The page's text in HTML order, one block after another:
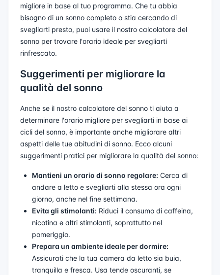
migliore in base al tuo programma. Che tu abbia
bisogno di un sonno completo o stia cercando di
svegliarti presto, puoi usare il nostro calcolatore del
sonno per trovare l'orario ideale per svegliarti
rinfrescato.
Suggerimenti per migliorare la
qualità del sonno
Anche se il nostro calcolatore del sonno ti aiuta a
determinare l'orario migliore per svegliarti in base ai
cicli del sonno, è importante anche migliorare altri
aspetti delle tue abitudini di sonno. Ecco alcuni
suggerimenti pratici per migliorare la qualità del sonno:
Mantieni un orario di sonno regolare: Cerca di
andare a letto e svegliarti alla stessa ora ogni
giorno, anche nel fine settimana.
Evita gli stimolanti: Riduci il consumo di caffeina,
nicotina e altri stimolanti, soprattutto nel
pomeriggio.
Prepara un ambiente ideale per dormire:
Assicurati che la tua camera da letto sia buia,
tranquilla e fresca. Usa tende oscuranti, se